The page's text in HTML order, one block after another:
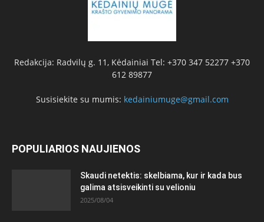
Redakcija: Radvilų g. 11, Kėdainiai Tel: +370 347 52277 +370
612 89877
Susisiekite su mumis: kedainiumuge@gmail.com
POPULIARIOS NAUJIENOS
Skaudi netektis: skelbiama, kur ir kada bus
galima atsisveikinti su velioniu
2025/08/04